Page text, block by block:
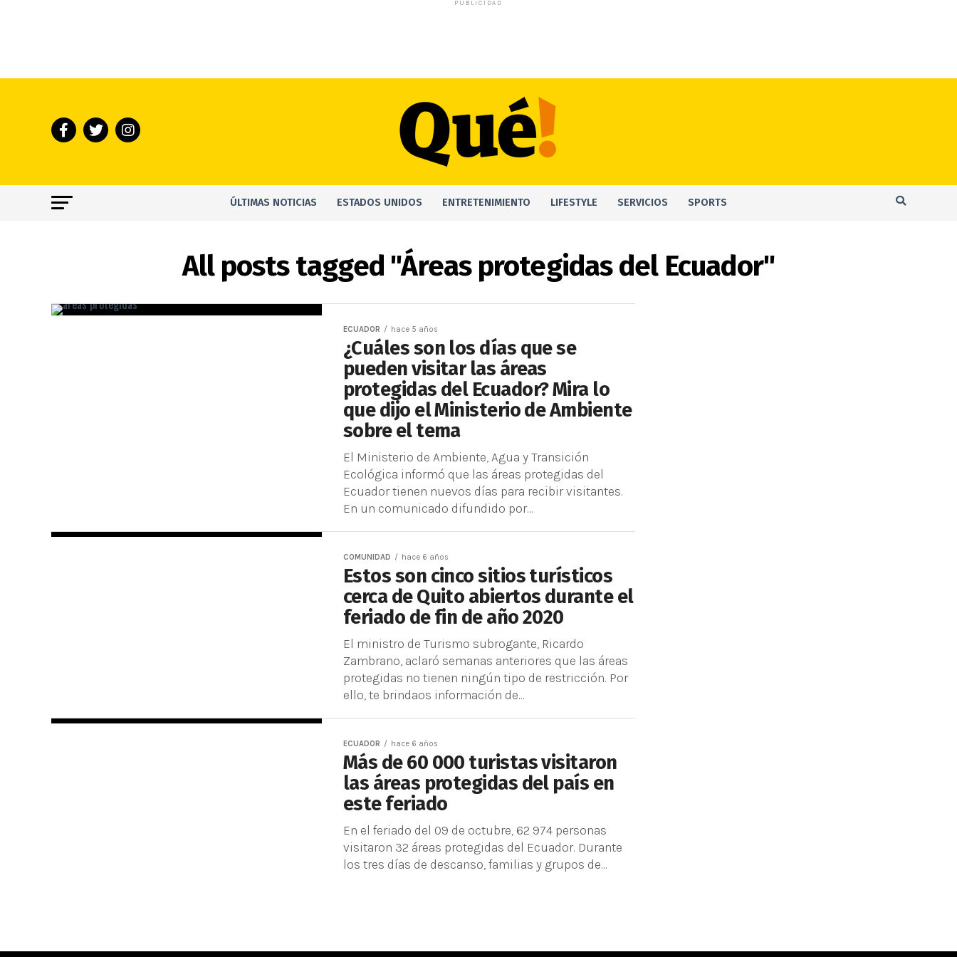
PUBLICIDAD
ÚLTIMAS NOTICIAS ESTADOS UNIDOS ENTRETENIMIENTO LIFESTYLE SERVICIOS SPORTS
All posts tagged "Áreas protegidas del Ecuador"
ECUADOR hace 5 años
¿Cuáles son los días que se
pueden visitar las áreas
protegidas del Ecuador? Mira lo
que dijo el Ministerio de Ambiente
sobre el tema
El Ministerio de Ambiente, Agua y Transición
Ecológica informó que las áreas protegidas del
Ecuador tienen nuevos días para recibir visitantes.
En un comunicado difundido por...
COMUNIDAD hace 6 años
Estos son cinco sitios turísticos
cerca de Quito abiertos durante el
feriado de fin de año 2020
El ministro de Turismo subrogante, Ricardo
Zambrano, aclaró semanas anteriores que las áreas
protegidas no tienen ningún tipo de restricción. Por
ello, te brindaos información de...
ECUADOR hace 6 años
Más de 60 000 turistas visitaron
las áreas protegidas del país en
este feriado
En el feriado del 09 de octubre, 62 974 personas
visitaron 32 áreas protegidas del Ecuador. Durante
los tres días de descanso, familias y grupos de...